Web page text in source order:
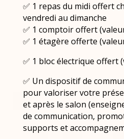
✅ 1 repas du midi offert
vendredi au dimanche
✅ 1 comptoir offert
✅ 1 étagère offerte
✅ 1 bloc électrique offert
✅ Un dispositif de
pour valoriser votre
et après le salon
de communication,
supports et